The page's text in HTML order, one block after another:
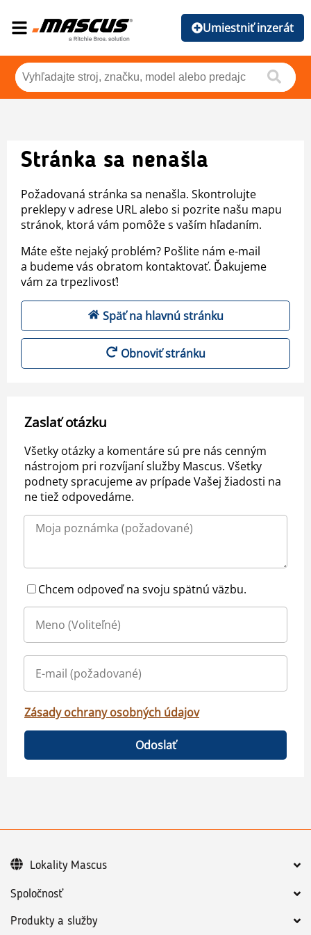
Umiestniť inzerát
Stránka sa nenašla
Požadovaná stránka sa nenašla. Skontrolujte
preklepy v adrese URL alebo si pozrite našu mapu
stránok, ktorá vám pomôže s vaším hľadaním.
Máte ešte nejaký problém? Pošlite nám e-mail
a budeme vás obratom kontaktovať. Ďakujeme
vám za trpezlivosť!
Späť na hlavnú stránku
Obnoviť stránku
Zaslať otázku
Všetky otázky a komentáre sú pre nás cenným
nástrojom pri rozvíjaní služby Mascus. Všetky
podnety spracujeme av prípade Vašej žiadosti na
ne tiež odpovedáme.
Chcem odpoveď na svoju spätnú väzbu.
Zásady ochrany osobných údajov
Odoslať
Spoločnosť
Produkty a služby
Lokality Mascus